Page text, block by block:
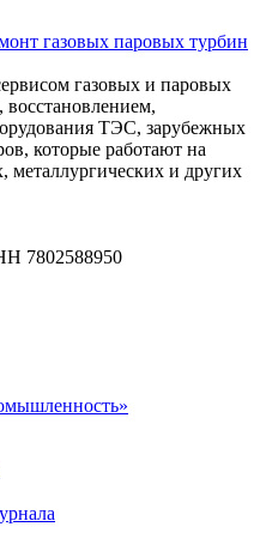
газовых паровых турбин
газовых и паровых
ТЭС, зарубежных
которые работают на
металлургических и других
7802588950